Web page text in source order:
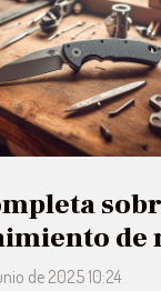
de
de 2025 10:24